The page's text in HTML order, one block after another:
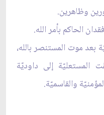
وظاهرين.
الحاكم بأمر الله.
بعد موت المستنصر بالله،
المستعليّة إلى داوديّة
والقاسميّة.